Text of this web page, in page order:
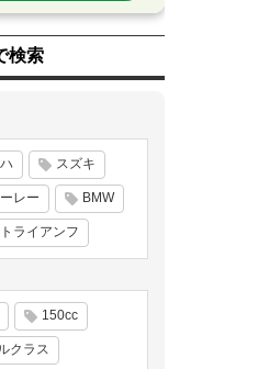
検索
スズキ
レー BMW
トライアンフ
150cc
クラス